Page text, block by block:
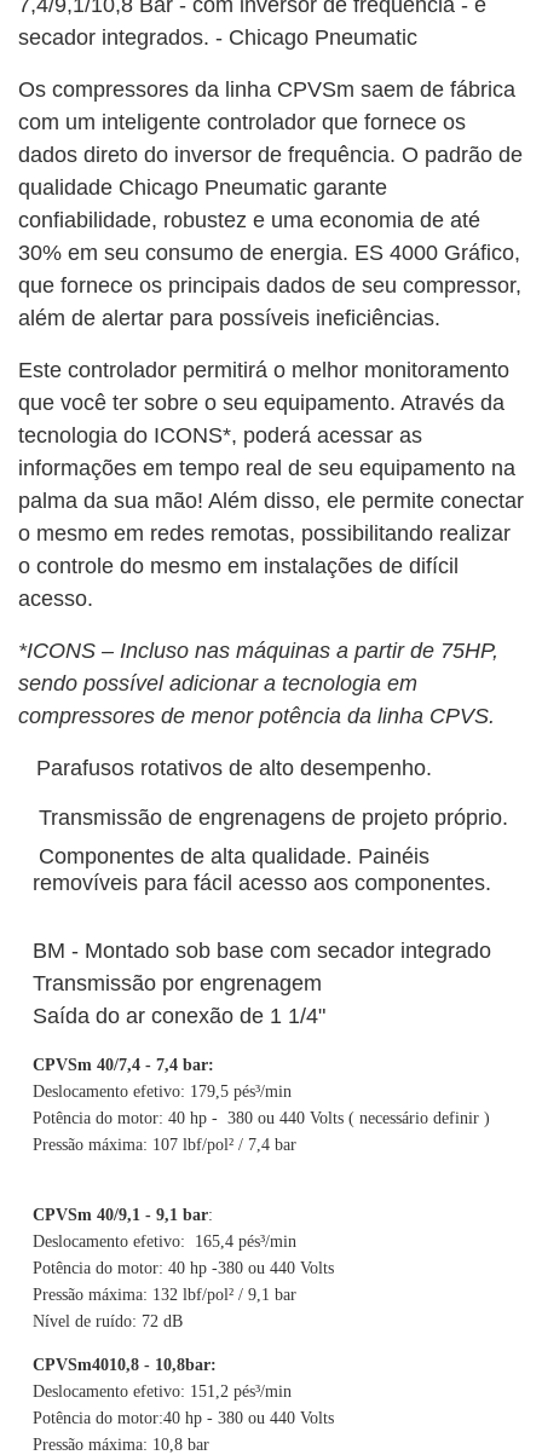
secador integrados. - Chicago Pneumatic
Os compressores da linha CPVSm saem de fábrica
com um inteligente controlador que fornece os
dados direto do inversor de frequência. O padrão de
qualidade Chicago Pneumatic garante
confiabilidade, robustez e uma economia de até
30% em seu consumo de energia. ES 4000 Gráfico,
que fornece os principais dados de seu compressor,
além de alertar para possíveis ineficiências.
Este controlador permitirá o melhor monitoramento
que você ter sobre o seu equipamento. Através da
tecnologia do ICONS*, poderá acessar as
informações em tempo real de seu equipamento na
palma da sua mão! Além disso, ele permite conectar
o mesmo em redes remotas, possibilitando realizar
o controle do mesmo em instalações de difícil
acesso.
*ICONS – Incluso nas máquinas a partir de 75HP,
sendo possível adicionar a tecnologia em
compressores de menor potência da linha CPVS.
Parafusos rotativos de alto desempenho.
Transmissão de engrenagens de projeto próprio.
Componentes de alta qualidade. Painéis
removíveis para fácil acesso aos componentes.
BM - Montado sob base com secador integrado
Transmissão por engrenagem
Saída do ar conexão de 1 1/4"
CPVSm 40/7,4 - 7,4 bar:
Deslocamento efetivo: 179,5 pés³/min
Potência do motor: 40 hp - 380 ou 440 Volts ( necessário definir )
Pressão máxima: 107 lbf/pol² / 7,4 bar
CPVSm 40/9,1 - 9,1 bar:
Deslocamento efetivo: 165,4 pés³/min
Potência do motor: 40 hp -380 ou 440 Volts
Pressão máxima: 132 lbf/pol² / 9,1 bar
Nível de ruído: 72 dB
CPVSm4010,8 - 10,8bar:
Deslocamento efetivo: 151,2 pés³/min
Potência do motor:40 hp - 380 ou 440 Volts
Pressão máxima: 10,8 bar